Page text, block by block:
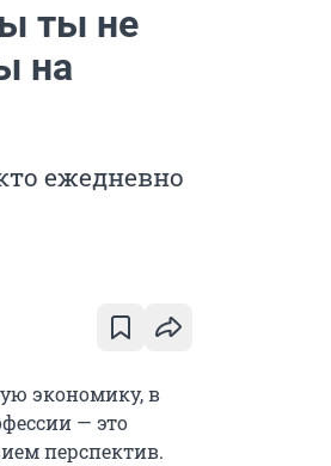
ты не
на
ежедневно
экономику, в
— это
перспектив.